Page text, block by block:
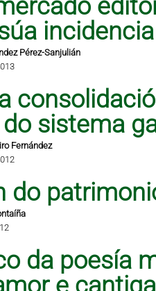
Pérez-Sanjulián
sistema
Fernández
do
da poesía